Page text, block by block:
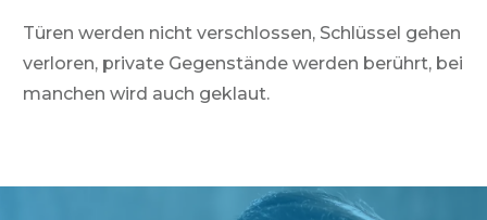
Türen werden nicht verschlossen, Schlüssel gehen
verloren, private Gegenstände werden berührt, bei
manchen wird auch geklaut.